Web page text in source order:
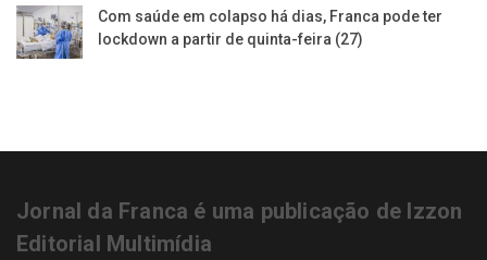
Com saúde em colapso há dias, Franca pode ter
lockdown a partir de quinta-feira (27)
Jornal da Franca é uma publicação de Izzon
Editorial Multimídia